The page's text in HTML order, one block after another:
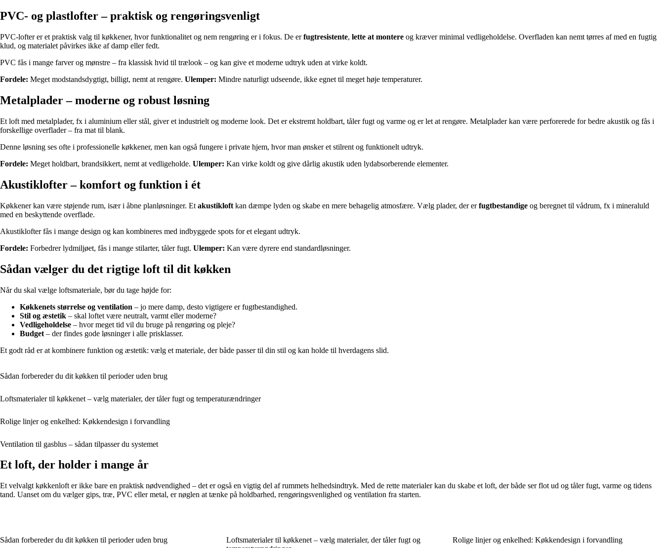
PVC- og plastlofter – praktisk og rengøringsvenligt
PVC-lofter er et praktisk valg til køkkener, hvor funktionalitet og nem rengøring er i fokus. De erfugtresistente, lette at montere og kræver minimal vedligeholdelse. Overfladen kan nemt tørres af med en fugtig
klud, og materialet påvirkes ikke af damp eller fedt.
PVC fås i mange farver og mønstre – fra klassisk hvid til trælook – og kan give et moderne udtryk uden at virke koldt.
Fordele: Meget modstandsdygtigt, billigt, nemt at rengøre. Ulemper: Mindre naturligt udseende, ikke egnet til meget høje temperaturer.
Metalplader – moderne og robust løsning
Et loft med metalplader, fx i aluminium eller stål, giver et industrielt og moderne look. Det er ekstremt holdbart, tåler fugt og varme og er let at rengøre. Metalplader kan være perforerede for bedre akustik og fås i
forskellige overflader – fra mat til blank.
Denne løsning ses ofte i professionelle køkkener, men kan også fungere i private hjem, hvor man ønsker et stilrent og funktionelt udtryk.
Fordele: Meget holdbart, brandsikkert, nemt at vedligeholde. Ulemper: Kan virke koldt og give dårlig akustik uden lydabsorberende elementer.
Akustiklofter – komfort og funktion i ét
Køkkener kan være støjende rum, især i åbne planløsninger. Et akustikloft kan dæmpe lyden og skabe en mere behagelig atmosfære. Vælg plader, der erfugtbestandige og beregnet til vådrum, fx i mineraluld
med en beskyttende overflade.
Akustiklofter fås i mange design og kan kombineres med indbyggede spots for et elegant udtryk.
Fordele: Forbedrer lydmiljøet, fås i mange stilarter, tåler fugt. Ulemper: Kan være dyrere end standardløsninger.
Sådan vælger du det rigtige loft til dit køkken
Når du skal vælge loftsmateriale, bør du tage højde for:
Køkkenets størrelse og ventilation – jo mere damp, desto vigtigere er fugtbestandighed.
Stil og æstetik – skal loftet være neutralt, varmt eller moderne?
Vedligeholdelse – hvor meget tid vil du bruge på rengøring og pleje?
Budget – der findes gode løsninger i alle prisklasser.
Et godt råd er at kombinere funktion og æstetik: vælg et materiale, der både passer til din stil og kan holde til hverdagens slid.
Sådan forbereder du dit køkken til perioder uden brug
Loftsmaterialer til køkkenet – vælg materialer, der tåler fugt og temperaturændringer
Rolige linjer og enkelhed: Køkkendesign i forvandling
Ventilation til gasblus – sådan tilpasser du systemet
Et loft, der holder i mange år
Et velvalgt køkkenloft er ikke bare en praktisk nødvendighed – det er også en vigtig del af rummets helhedsindtryk. Med de rette materialer kan du skabe et loft, der både ser flot ud og tåler fugt, varme og tidens
tand. Uanset om du vælger gips, træ, PVC eller metal, er nøglen at tænke på holdbarhed, rengøringsvenlighed og ventilation fra starten.
Sådan forbereder du dit køkken til perioder uden brug
Loftsmaterialer til køkkenet – vælg materialer, der tåler fugt og
Rolige linjer og enkelhed: Køkkendesign i forvandling